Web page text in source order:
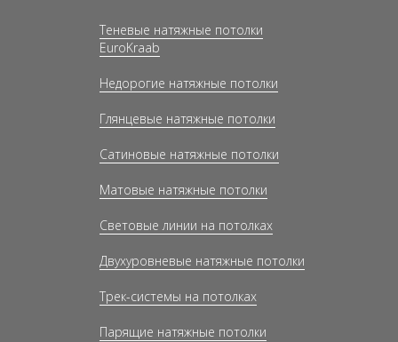
Теневые натяжные потолки
EuroKraab
Недорогие натяжные потолки
Глянцевые натяжные потолки
Сатиновые натяжные потолки
Матовые натяжные потолки
Световые линии на потолках
Двухуровневые натяжные потолки
Трек-системы на потолках
Парящие натяжные потолки